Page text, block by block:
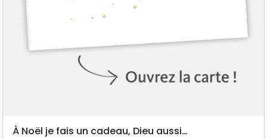
À Noël je fais un cadeau, Dieu aussi…